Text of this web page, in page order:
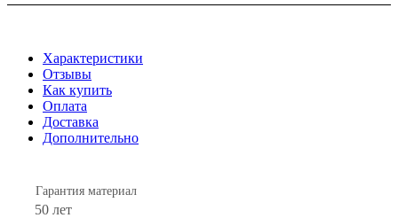
Характеристики
Отзывы
Как купить
Оплата
Доставка
Дополнительно
Гарантия материал
50 лет